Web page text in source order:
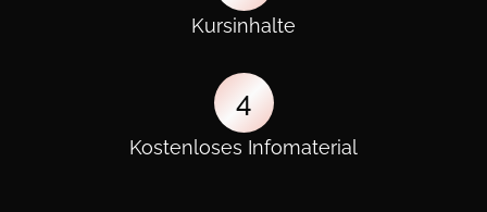
Kursinhalte
4
Kostenloses Infomaterial